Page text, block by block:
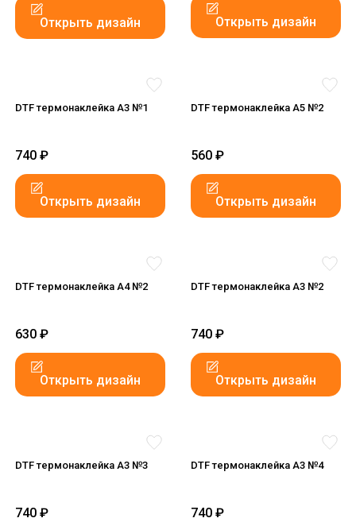
Открыть дизайн Открыть дизайн
DTF термонаклейка А3 №1
740 ₽
Открыть дизайн
DTF термонаклейка А5 №2
560 ₽
Открыть дизайн
DTF термонаклейка А4 №2
630 ₽
Открыть дизайн
DTF термонаклейка А3 №2
740 ₽
Открыть дизайн
DTF термонаклейка А3 №3
740 ₽
DTF термонаклейка А3 №4
740 ₽